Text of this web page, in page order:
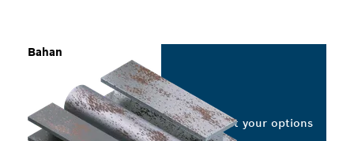
Bahan
Select your options